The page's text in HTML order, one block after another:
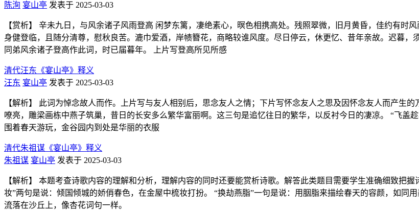
陈洵 宴山亭 发表于 2025-03-03
【赏析】 辛未九日，与风余诸子风雨登高 闲梦东篱，凄绝素心，暝色相携高处。残照翠微，旧月黄昏，佳约有时
身健登临，且随分清尊，慰秋良苦。漉巾爱酒，岸帻簪花，商略较谁风度。尽日停云，休更忆、昔年亲故。迟暮
同弟风余诸子登高作此词，时已届暮年。 上片写登高所见所感
清代汪东《宴山亭》释义
汪东 宴山亭 发表于 2025-03-03
【解析】 此词为悼念故人而作。上片写与友人相别后，思念友人之情；下片写怀念友人之思及因怀念友人而产生
嘹亮，雕梁画栋中燕子筑巢，昔日的长安多么繁华富丽啊。这三句是追忆往日的繁华，以反衬今日的凄凉。 “飞盖
围着春天游玩，金谷园内到处是华丽的衣服
清代朱祖谋《宴山亭》释义
朱祖谋 宴山亭 发表于 2025-03-03
【解析】 本题考查诗歌内容的理解和分析，理解内容的同时还要能赏析诗歌。解答此类题目需要学生准确细致把
妆”两句是说：倾国倾城的娇俏春色，在金屋中梳妆打扮。 “换劫燕脂”一句是说：用胭脂来描绘春天的容颜，如同
流落在沙丘上，像杏花词句一样。